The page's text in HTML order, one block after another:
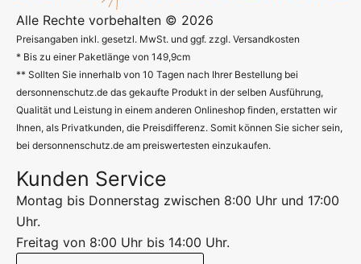
Alle Rechte vorbehalten © 2026
Preisangaben inkl. gesetzl. MwSt. und ggf. zzgl. Versandkosten
* Bis zu einer Paketlänge von 149,9cm
** Sollten Sie innerhalb von 10 Tagen nach Ihrer Bestellung bei
dersonnenschutz.de das gekaufte Produkt in der selben Ausführung,
Qualität und Leistung in einem anderen Onlineshop finden, erstatten wir
Ihnen, als Privatkunden, die Preisdifferenz. Somit können Sie sicher sein,
bei dersonnenschutz.de am preiswertesten einzukaufen.
Kunden Service
Montag bis Donnerstag zwischen 8:00 Uhr und 17:00
Uhr.
Freitag von 8:00 Uhr bis 14:00 Uhr.